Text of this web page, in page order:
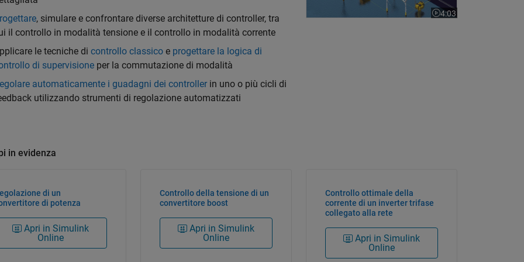
, simulare e confrontare diverse architetture di controller, tra
il controllo in modalità tensione e il controllo in modalità corrente
le tecniche di controllo classico e progettare la logica di
di supervisione per la commutazione di modalità
automaticamente i guadagni dei controller in uno o più cicli di
utilizzando strumenti di regolazione automatizzati
4:03
Il video dura 4:03
in evidenza
di un
di potenza
Apri in Simulink
Online
Controllo della tensione di un
convertitore boost
Apri in Simulink
Online
Controllo ottimale della
corrente di un inverter trifase
collegato alla rete
Apri in Simulink
Online